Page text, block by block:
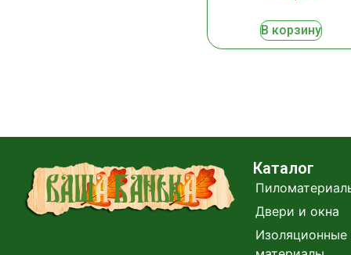
В корзину
Каталог
Двери и окна
Изоляционные